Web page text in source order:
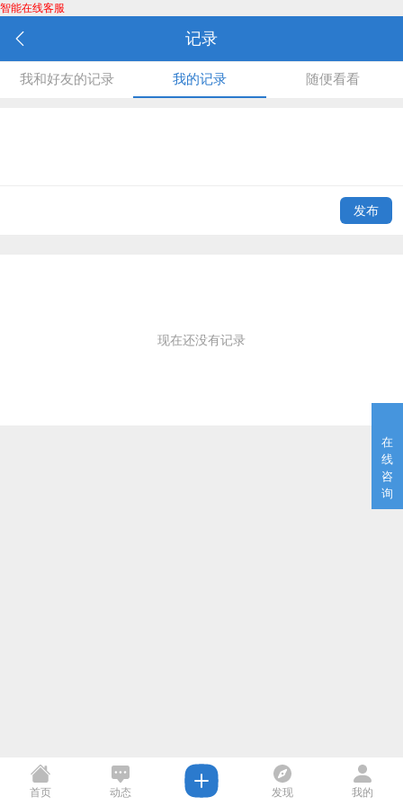
智能在线客服
在
线
咨
询
记录
我和好友的记录 我的记录 随便看看
发布
现在还没有记录
首页 动态 发现 我的